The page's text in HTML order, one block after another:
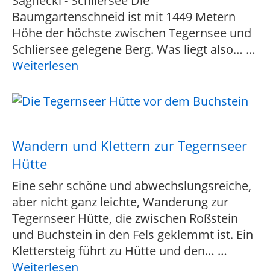
Baumgartenschneid ist mit 1449 Metern
Höhe der höchste zwischen Tegernsee und
Schliersee gelegene Berg. Was liegt also… …
Weiterlesen
Wandern und Klettern zur Tegernseer
Hütte
Eine sehr schöne und abwechslungsreiche,
aber nicht ganz leichte, Wanderung zur
Tegernseer Hütte, die zwischen Roßstein
und Buchstein in den Fels geklemmt ist. Ein
Klettersteig führt zu Hütte und den… …
Weiterlesen